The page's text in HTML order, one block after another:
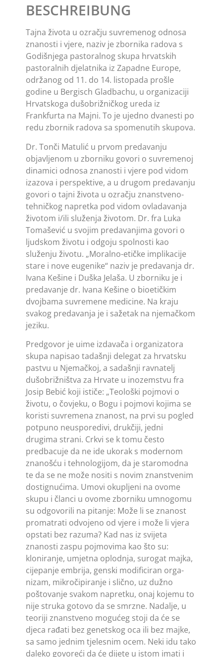
BESCHREIBUNG
Tajna života u ozračju suvremenog odnosa
znanosti i vjere, naziv je zbornika radova s
Godišnjega pastoralnog skupa hrvatskih
pastoralnih djelatnika iz Zapadne Europe,
održanog od 11. do 14. listopada prošle
godine u Bergisch Gladbachu, u organizaciji
Hrvatskoga dušobrižničkog ureda iz
Frankfurta na Majni. To je ujedno dvanesti po
redu zbornik radova sa spomenutih skupova.
Dr. Tonči Matulić u prvom predavanju
objavljenom u zborniku govori o suvremenoj
dinamici odnosa znanosti i vjere pod vidom
izazova i perspektive, a u drugom predavanju
govori o tajni života u ozračju znanstveno-
tehničkog napretka pod vidom ovladavanja
životom i/ili služenja životom. Dr. fra Luka
Tomašević u svojim predavanjima govori o
ljudskom životu i odgoju spolnosti kao
služenju životu. „Moralno-etičke implikacije
stare i nove eugenike“ naziv je predavanja dr.
Ivana Kešine i Duška Jelaša. U zborniku je i
predavanje dr. Ivana Kešine o bioetičkim
dvojbama suvremene medicine. Na kraju
svakog predavanja je i sažetak na njemačkom
jeziku.
Predgovor je uime izdavača i organizatora
skupa napisao tadašnji delegat za hrvatsku
pastvu u Njemač­koj, a sadašnji ravnatelj
dušobrižništva za Hrvate u inozemstvu fra
Josip Bebić koji ističe: „Teološki pojmovi o
životu, o čovjeku, o Bogu i pojmovi kojima se
koristi suvremena znanost, na prvi su pogled
potpuno neusporedivi, drukčiji, jedni
drugima strani. Crkvi se k tomu često
predbacuje da ne ide ukorak s modernom
znanošću i tehnologijom, da je staromodna
te da se ne može nositi s novim znanstvenim
dostignućima. Umovi okupljeni na ovome
skupu i članci u ovome zborniku umnogomu
su odgovorili na pitanje: Može li se znanost
promatrati odvojeno od vjere i može li vjera
opstati bez razuma? Kad nas iz svijeta
znanosti zaspu pojmovima kao što su:
kloniranje, umjetna oplodnja, surogat majka,
cijepanje embrija, genski modificiran orga­
nizam, mikročipiranje i slično, uz dužno
poštovanje svakom napretku, onaj kojemu to
nije struka gotovo da se smrzne. Nadalje, u
teoriji znanstveno mogućeg stoji da će se
djeca rađati bez genetskog oca ili bez majke,
sa samo jednim tjelesnim ocem. Neki idu tako
daleko govoreći da će dijete u istom imati i